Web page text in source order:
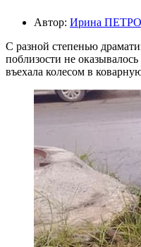
Автор: Ирина
С разной степенью
поблизости не
въехала колесом в